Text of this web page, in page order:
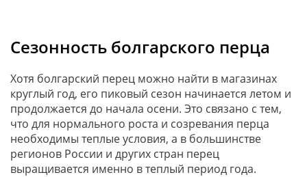
Сезонность болгарского перца
Хотя болгарский перец можно найти в магазинах
круглый год, его пиковый сезон начинается летом и
продолжается до начала осени. Это связано с тем,
что для нормального роста и созревания перца
необходимы теплые условия, а в большинстве
регионов России и других стран перец
выращивается именно в теплый период года.